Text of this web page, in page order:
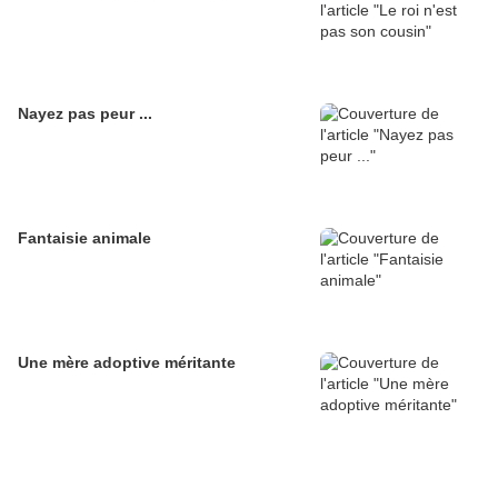
Nayez pas peur ...
Fantaisie animale
Une mère adoptive méritante